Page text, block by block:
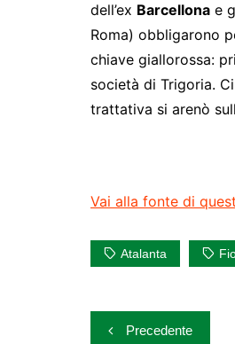
dell’ex Barcellona e
Roma) obbligarono
chiave giallorossa:
società di Trigoria.
trattativa si arenò
Vai alla fonte di
Atalanta
Navigazione
Precedente